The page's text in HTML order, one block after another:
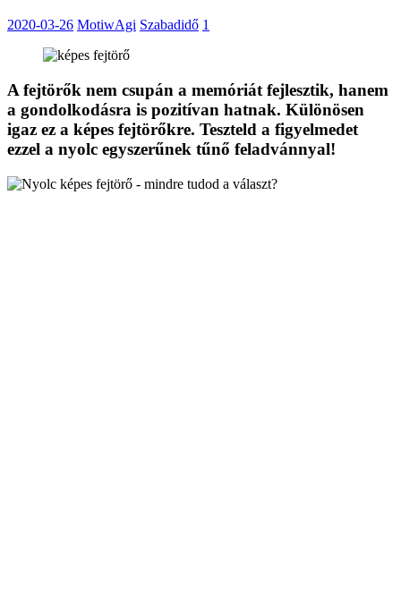
2020-03-26 MotiwAgi Szabadidő 1
A fejtörők nem csupán a memóriát fejlesztik, hanem
a gondolkodásra is pozitívan hatnak. Különösen
igaz ez a képes fejtörőkre. Teszteld a figyelmedet
ezzel a nyolc egyszerűnek tűnő feladvánnyal!